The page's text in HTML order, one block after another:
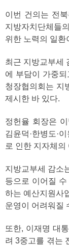
이번 건의는 전
지방자치단체들
위한 노력의 일환
최근 지방교부세
에 부담이 가중되
청장협의회는 지
제시한 바 있다.
정헌율 회장은 이
김윤덕·한병도·
로 인한 지자체
지방교부세 감소
등으로 이어질
하는 예산지원사
운영이 어려워질
또한, 이재명 대
려 3중고를 겪는